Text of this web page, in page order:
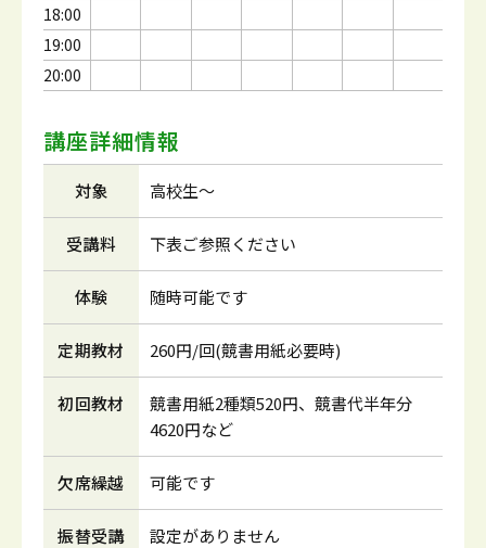
18:00
19:00
20:00
講座詳細情報
対象 高校生～
受講料 下表ご参照ください
体験 随時可能です
定期教材 260円/回(競書用紙必要時)
初回教材
競書用紙2種類520円、競書代半年分
4620円など
欠席繰越 可能です
振替受講 設定がありません